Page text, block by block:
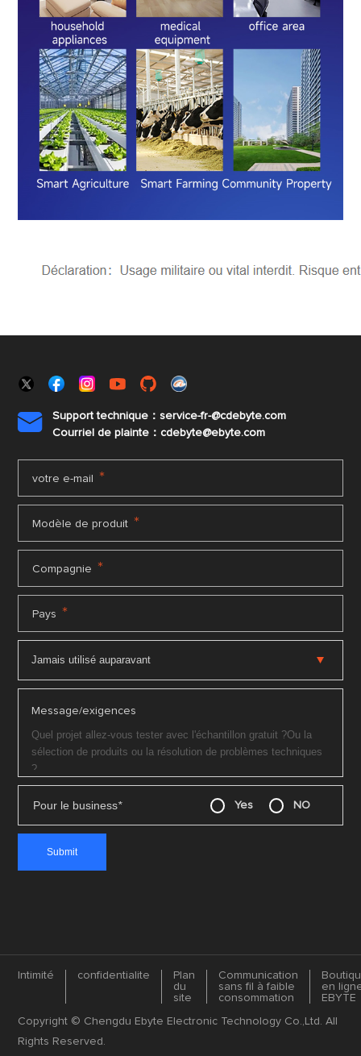

Support technique：service-fr-@cdebyte.com
Courriel de plainte：cdebyte@ebyte.com
votre e-mail *
Modèle de produit *
Compagnie *
Pays *
Message/exigences
Pour le business* Yes NO
Intimité confidentialite
Plan
du
site
Communication
sans fil à faible
consommation
en
EBYTE
Copyright © Chengdu Ebyte Electronic Technology Co.,Ltd. All
Rights Reserved.